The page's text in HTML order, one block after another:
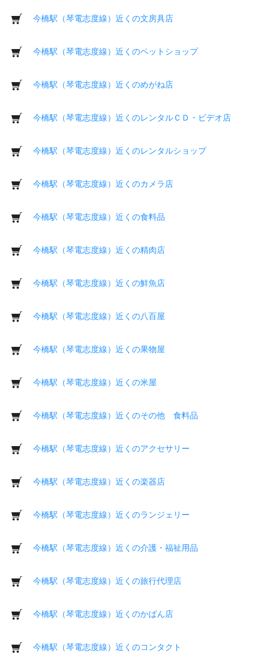
今橋駅（琴電志度線）近くの文房具店
今橋駅（琴電志度線）近くのペットショップ
今橋駅（琴電志度線）近くのめがね店
今橋駅（琴電志度線）近くのレンタルＣＤ・ビデオ店
今橋駅（琴電志度線）近くのレンタルショップ
今橋駅（琴電志度線）近くのカメラ店
今橋駅（琴電志度線）近くの食料品
今橋駅（琴電志度線）近くの精肉店
今橋駅（琴電志度線）近くの鮮魚店
今橋駅（琴電志度線）近くの八百屋
今橋駅（琴電志度線）近くの果物屋
今橋駅（琴電志度線）近くの米屋
今橋駅（琴電志度線）近くのその他 食料品
今橋駅（琴電志度線）近くのアクセサリー
今橋駅（琴電志度線）近くの楽器店
今橋駅（琴電志度線）近くのランジェリー
今橋駅（琴電志度線）近くの介護・福祉用品
今橋駅（琴電志度線）近くの旅行代理店
今橋駅（琴電志度線）近くのかばん店
今橋駅（琴電志度線）近くのコンタクト